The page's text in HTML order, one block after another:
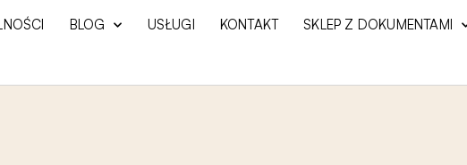
BLOG USŁUGI KONTAKT SKLEP Z DOKUMENTAMI